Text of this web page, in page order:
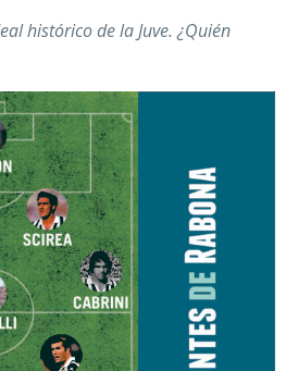
histórico de la Juve. ¿Quién